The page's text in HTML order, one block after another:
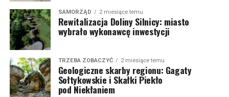
SAMORZĄD 2 miesiące temu
Rewitalizacja Doliny Silnicy: miasto
wybrało wykonawcę inwestycji
TRZEBA ZOBACZYĆ 2 miesiące temu
Geologiczne skarby regionu: Gagaty
Sołtykowskie i Skałki Piekło
pod Niekłaniem